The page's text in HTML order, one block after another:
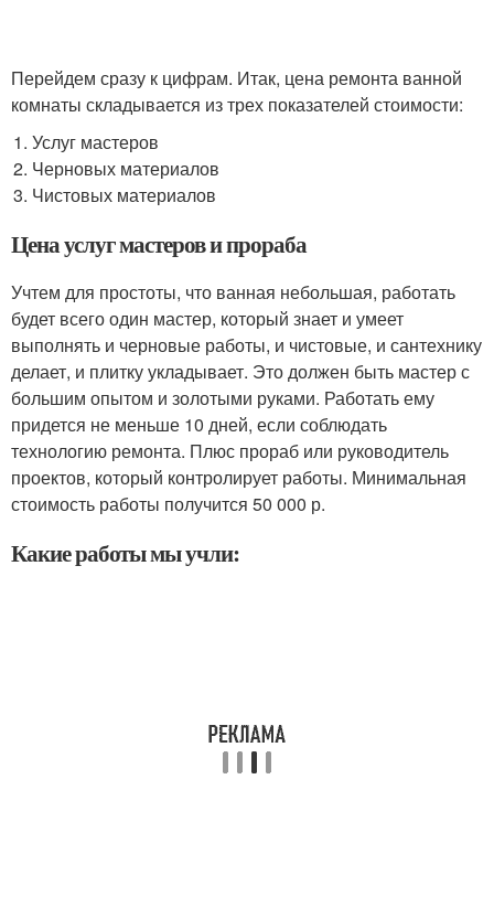
Перейдем сразу к цифрам. Итак, цена ремонта ванной
комнаты складывается из трех показателей стоимости:
Услуг мастеров
Черновых материалов
Чистовых материалов
Цена услуг мастеров и прораба
Учтем для простоты, что ванная небольшая, работать
будет всего один мастер, который знает и умеет
выполнять и черновые работы, и чистовые, и сантехнику
делает, и плитку укладывает. Это должен быть мастер с
большим опытом и золотыми руками. Работать ему
придется не меньше 10 дней, если соблюдать
технологию ремонта. Плюс прораб или руководитель
проектов, который контролирует работы. Минимальная
стоимость работы получится 50 000 р.
Какие работы мы учли: